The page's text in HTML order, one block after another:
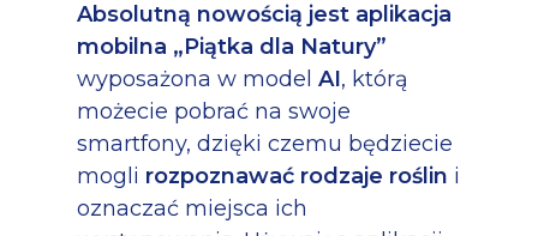
Absolutną nowością jest aplikacja
mobilna „Piątka dla Natury”
wyposażona w modelAI, którą
możecie pobrać na swoje
smartfony, dzięki czemu będziecie
mogli rozpoznawać rodzaje roślin i
oznaczać miejsca ich